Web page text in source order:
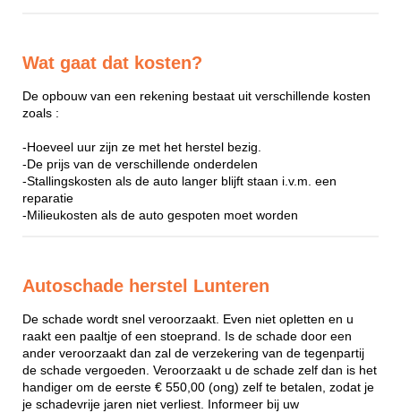
Wat gaat dat kosten?
De opbouw van een rekening bestaat uit verschillende kosten
zoals :
-Hoeveel uur zijn ze met het herstel bezig.
-De prijs van de verschillende onderdelen
-Stallingskosten als de auto langer blijft staan i.v.m. een
reparatie
-Milieukosten als de auto gespoten moet worden
Autoschade herstel Lunteren
De schade wordt snel veroorzaakt. Even niet opletten en u
raakt een paaltje of een stoeprand. Is de schade door een
ander veroorzaakt dan zal de verzekering van de tegenpartij
de schade vergoeden. Veroorzaakt u de schade zelf dan is het
handiger om de eerste € 550,00 (ong) zelf te betalen, zodat je
je schadevrije jaren niet verliest. Informeer bij uw